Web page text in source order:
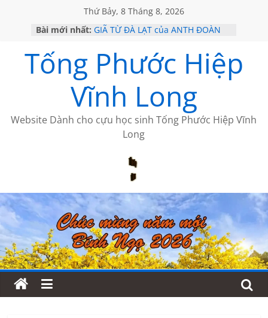
Thứ Bảy, 8 Tháng 8, 2026
Bài mới nhất: GIÃ TỪ ĐÀ LẠT của ANTH ĐOÀN
KHÔNG ĐỀ 20 CỦA THÁI LÃO
KHÔNG ĐỀ 19 CỦA THÁI LÃO
CHÙM THƠ CỦA BÍCH HÀ
Tống Phước Hiệp
Vĩnh Long
Website Dành cho cựu học sinh Tống Phước Hiệp Vĩnh
Long